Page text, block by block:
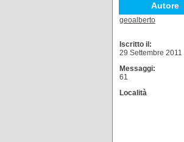
Autore
geoalberto
Iscritto il:
29 Settembre 2011
Messaggi:
61
Località